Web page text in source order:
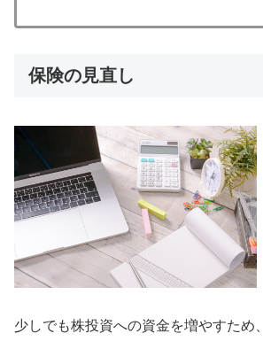
保険の見直し
少しでも株投資への資金を増やすため、